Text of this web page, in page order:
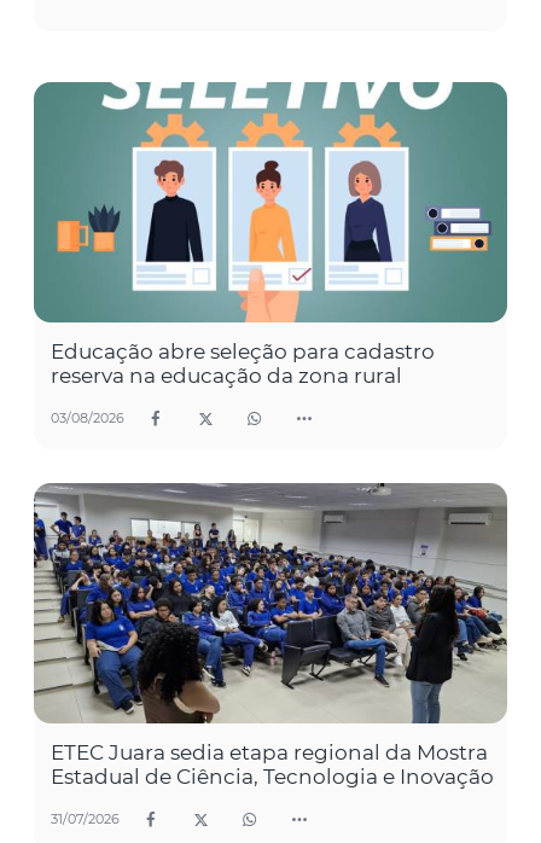
Educação abre seleção para cadastro
reserva na educação da zona rural
03/08/2026
ETEC Juara sedia etapa regional da Mostra
Estadual de Ciência, Tecnologia e Inovação
31/07/2026